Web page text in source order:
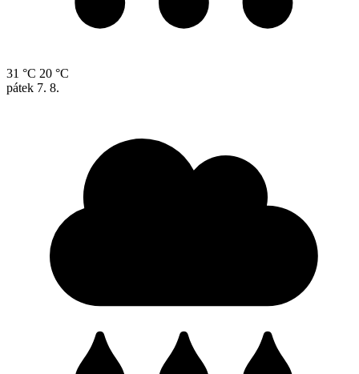
31 °C 20 °C
pátek 7. 8.